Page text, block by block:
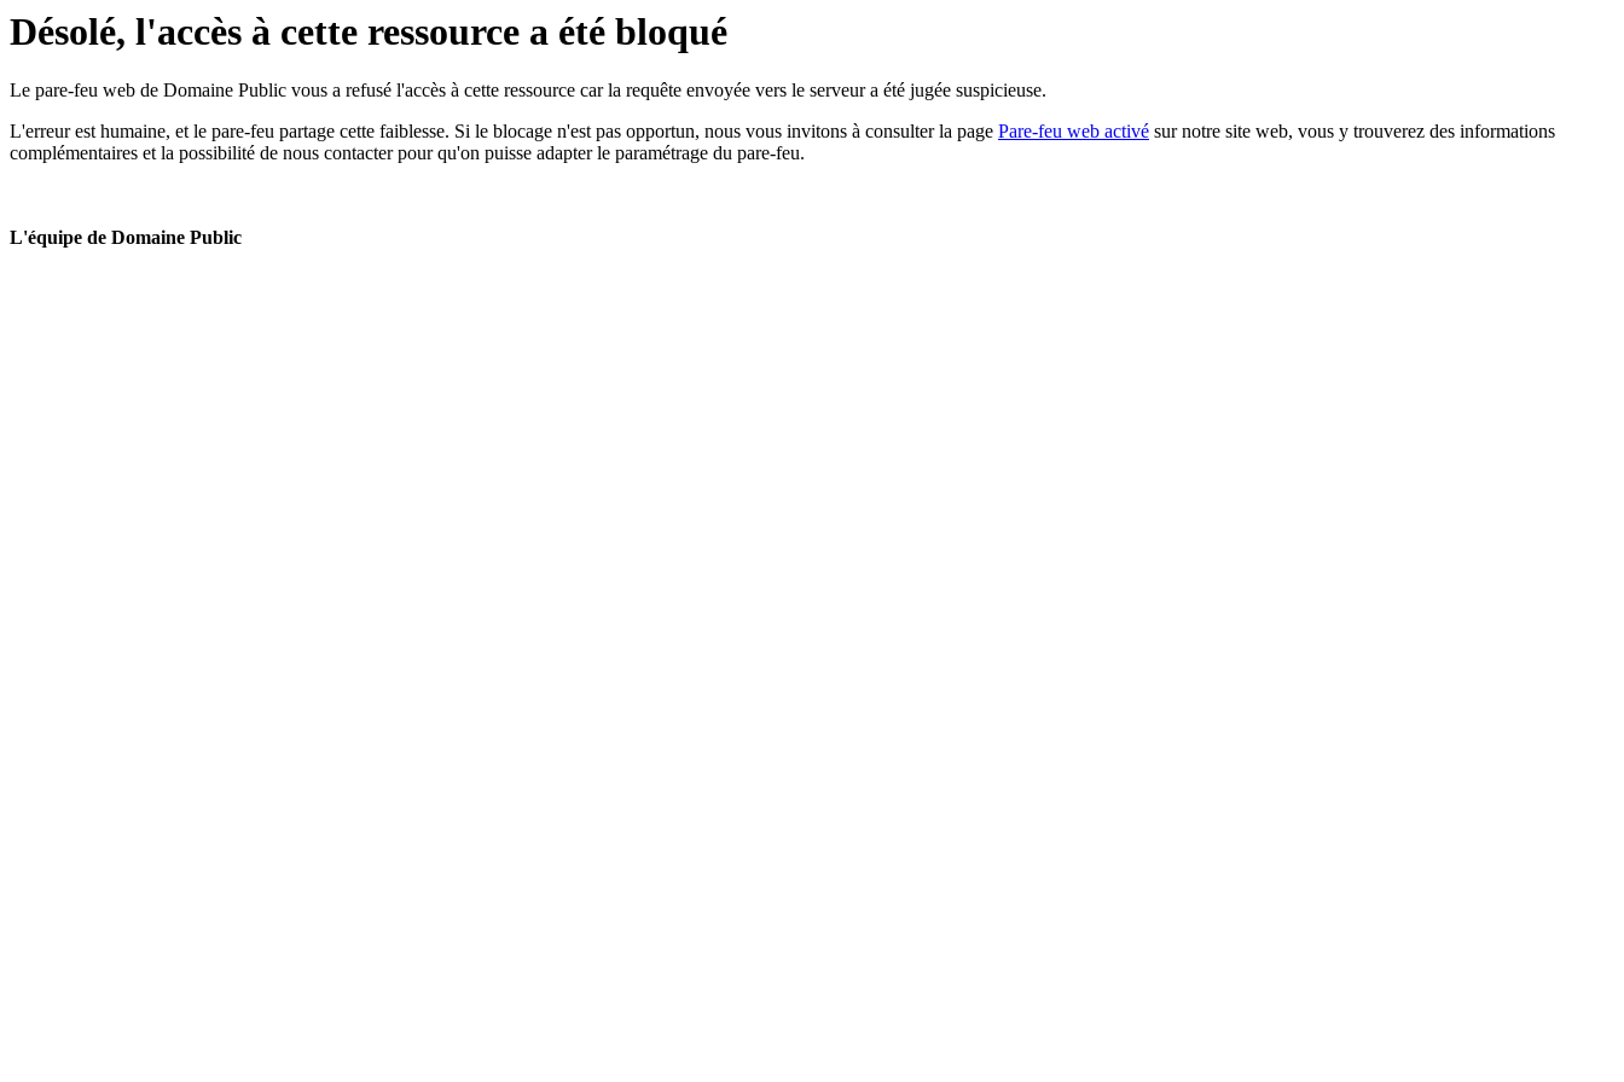
Désolé, l'accès à cette ressource a été bloqué
Le pare-feu web de Domaine Public vous a refusé l'accès à cette ressource car la requête envoyée vers le serveur a été jugée suspicieuse.
L'erreur est humaine, et le pare-feu partage cette faiblesse. Si le blocage n'est pas opportun, nous vous invitons à consulter la page Pare-feu web activé sur notre site web, vous y trouverez des informations
complémentaires et la possibilité de nous contacter pour qu'on puisse adapter le paramétrage du pare-feu.
L'équipe de Domaine Public